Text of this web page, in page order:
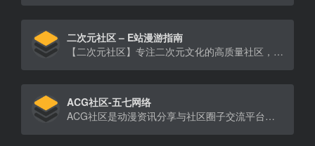
二次元社区 – E站漫游指南
【二次元社区】专注二次元文化的高质量社区，提供动漫点评、游戏攻略、同人创作分享。加入50万宅友，获取最新番剧资讯、参与角色人气投票、赢创作者纪念品！
ACG社区-五七网络
ACG社区是动漫资讯分享与社区圈子交流平台，快来加入我们，与更多爱好者一起探索二次元世界！